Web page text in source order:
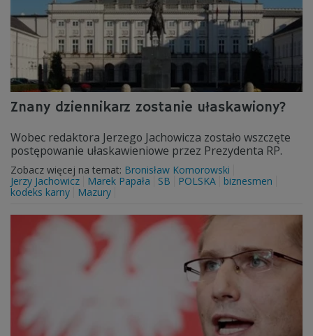
Znany dziennikarz zostanie ułaskawiony?
Wobec redaktora Jerzego Jachowicza zostało wszczęte
postępowanie ułaskawieniowe przez Prezydenta RP.
Zobacz więcej na temat: Bronisław Komorowski
Jerzy Jachowicz
Marek Papała SB POLSKA
biznesmen
kodeks karny
Mazury